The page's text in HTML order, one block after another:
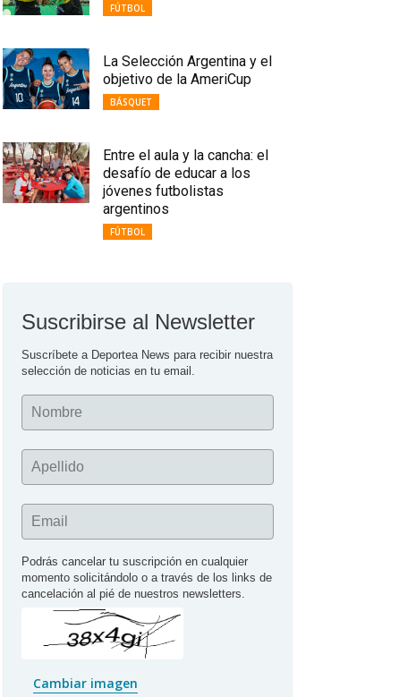
FÚTBOL
La Selección Argentina y el
objetivo de la AmeriCup
BÁSQUET
Entre el aula y la cancha: el
desafío de educar a los
jóvenes futbolistas
argentinos
FÚTBOL
Suscribirse al Newsletter
Suscríbete a Deportea News para recibir nuestra
selección de noticias en tu email.
Nombre
Apellido
Email
Podrás cancelar tu suscripción en cualquier
momento solicitándolo o a través de los links de
cancelación al pié de nuestros newsletters.
Cambiar imagen